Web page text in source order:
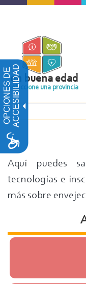
OPCIONES DEACCESIBILIDAD
Pasar
contenido
principal
en buena edad
Seleccione una provincia
Aquí puedes
tecnologías e
más sobre